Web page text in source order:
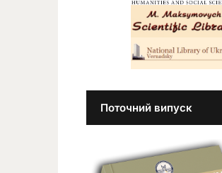
Поточний випуск